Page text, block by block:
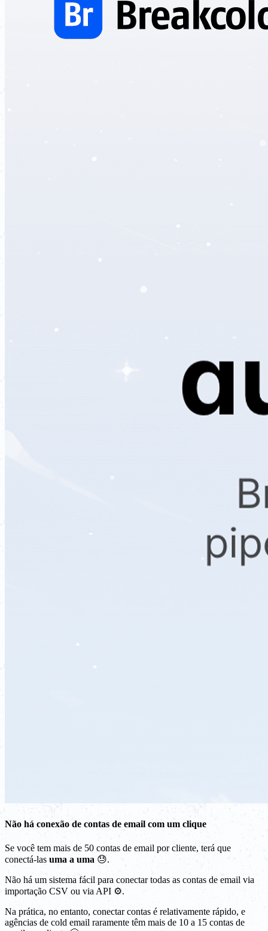
Não há conexão de contas de email com um clique
Se você tem mais de 50 contas de email por cliente, terá que
conectá-las uma a uma 😓.
Não há um sistema fácil para conectar todas as contas de email via
importação CSV ou via API ⚙️.
Na prática, no entanto, conectar contas é relativamente rápido, e
agências de cold email raramente têm mais de 10 a 15 contas de